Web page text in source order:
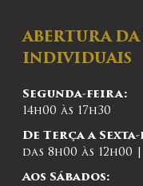
ABERTURA DA
INDIVIDUAIS
Segunda-feira:
14h00 às 17h30
De Terça a
das 8h00 às 12h00
Aos Sábados: